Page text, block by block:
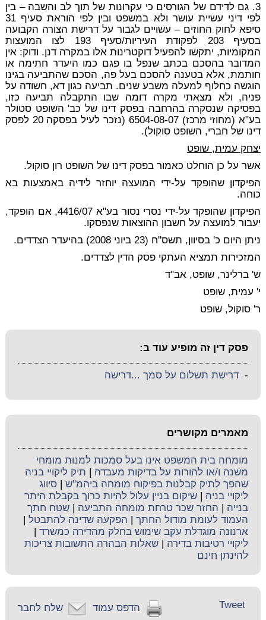
3. גם לדידם של הגורסים כי עקרונות של תוך לב והשבה – בין
לפי דיני עשיית עושר ולא במשפט ובין לפי הוראת סעיף 31
סיפא לחוק החוזים – עשויים לגבור על דרישת הצורה הקבועה
בסעיף 203 לפקודת העיריות/סעיף 193 לצו המועצות
המקומיות, יתקשו להפעיל דוקטרינות אלו במקרה דנן. ודוק: אין
המדובר בהסכם בכתב שנפל בו פגם כמו היעדר חתימה או
חותמת, אלא בטענה להסכם בעל פה, הסכם שהתביעה בגינו
הוגשה כחלוף למעלה משבע שנים. תביעה כגון דא, חשודה על
פניה, ולא מצאתי מקרה דומה שבו התקבלה תביעה כזו,
בפסיקה שנסקרה בהרחבה בפסק דינו של כב' השופט סטולר
בע"א (מחוזי מרכז) 6504-08-07 (נזכר לעיל בפסקה 20 לפסק
דינו של חברי, השופט סוקול).
יצחק עמית, שופט
אשר על כן הוחלט כאמור בפסק דינו של השופט רון סוקול.
הפיקדון שהופקד על-ידי המועצה יוחזר לידיה באמצעות בא
כוחה.
הפיקדון שהופקד על-ידי נסרי נסור בע"א 4416/07, אם הופקד,
יעבור למועצה על חשבון ההוצאות שנפסקו.
ניתן היום כ' בסיוון, תשס"ח (23 ביוני 2008) בהיעדר הצדדים.
המזכירות תמציא העתקי פסק הדין לצדדים.
ש' ברלינר, שופט, אב"ד
י' עמית, שופט
ר' סוקול, שופט
פסק דין זה מופיע עוד ב:
-דרישת תשלום על סמך ...דרישה
מאמרים מקושרים
מומחה בית המשפט אינו בעל סמכות למנות מומחי
משנה ו/או להורות על בדיקות מעבדה
תיק ליקויי בניה
שהפך לתיק קבלנות בפיקוח מומחה ביהמ"ש |סיווג
ליקויי בניה |שיקום בניין עלול להיות כרוך בקבלת היתר
בנייה
החזר שכר טרחת מומחה התביעה |שטח חתך
העמוד לעומת מודול החתך
הפקעה שדינה להתבטל
ארנונה מוגדלת עקב שימוש בחלק מהדירה כמשרד
ליקויי רטיבות בדירה |שאלות הבהרה התשובות צריכות
להינתן חינם
שלח לחבר הדפס עמוד Tweet